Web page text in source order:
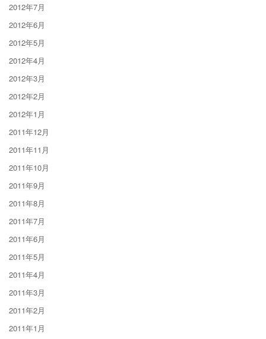
2012年7月
2012年6月
2012年5月
2012年4月
2012年3月
2012年2月
2012年1月
2011年12月
2011年11月
2011年10月
2011年9月
2011年8月
2011年7月
2011年6月
2011年5月
2011年4月
2011年3月
2011年2月
2011年1月